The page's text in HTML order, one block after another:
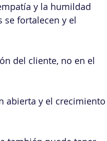
y la humildad
fortalecen y el
del cliente, no en el
abierta y el crecimiento